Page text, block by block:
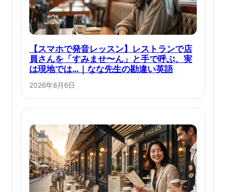
【スマホで発音レッスン】レストランで店
員さんを「すみませ〜ん」と手で呼ぶ、実
は現地では…｜なな先生の勘違い英語
2026年8月6日